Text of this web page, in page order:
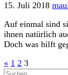
15. Juli 2018
Auf einmal sind
ihnen natürlich
Doch was hilft
« 1 2 3
Suchen